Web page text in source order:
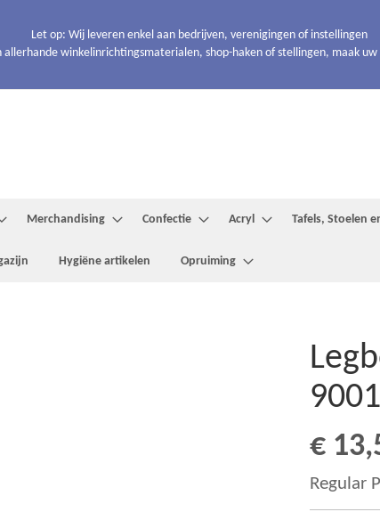
Let op: Wij leveren enkel aan bedrijven, verenigingen of instellingen
allerhande winkelinrichtingsmaterialen, shop-haken of stellingen, maak uw
Merchandising Confectie Acryl Tafels, Stoelen
Hygiëne artikelen Opruiming
Special
€
Regular